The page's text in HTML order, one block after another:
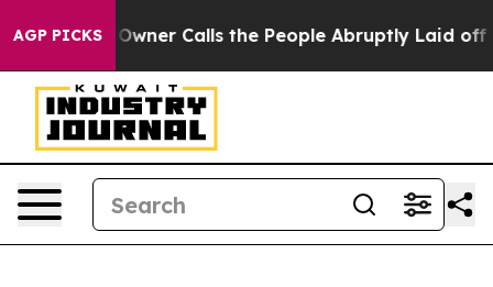
AGP PICKSOwner Calls the People Abruptly Laid off